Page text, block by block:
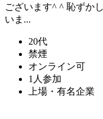
ございます^ ^ 恥ずか
いま...
20代
禁煙
オンライン可
1人参加
上場・有名企業